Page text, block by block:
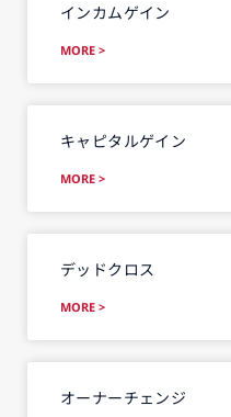
インカムゲイン
MORE >
キャピタルゲイン
MORE >
デッドクロス
MORE >
オーナーチェンジ